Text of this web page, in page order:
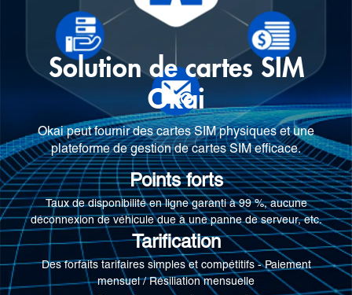
Solution de cartes SIM
Okai
Okai peut fournir des cartes SIM physiques et une
plateforme de gestion de cartes SIM efficace.
Points forts
Taux de disponibilité en ligne garanti à 99 %, aucune
déconnexion de véhicule due à une panne de serveur, etc.
Tarification
Des forfaits tarifaires simples et compétitifs - Paiement
mensuel / Résiliation mensuelle